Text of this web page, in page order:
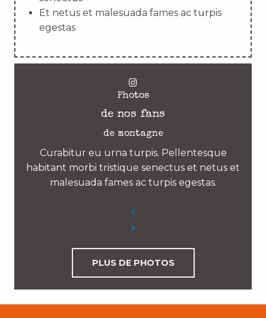
Et netus et malesuada fames ac turpis
egestas
Photos
de nos fans
de montagne
Curabitur eu urna turpis. Pellentesque
habitant morbi tristique senectus et netus et
malesuada fames ac turpis egestas.
PLUS DE PHOTOS